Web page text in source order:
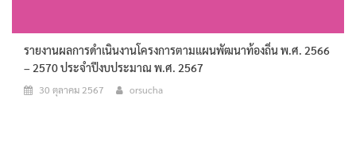
รายงานผลการดำเนินงานโครงการตามแผนพัฒนาท้องถิ่น พ.ศ. 2566
– 2570 ประจำปีงบประมาณ พ.ศ. 2567
30 ตุลาคม 2567 orsucha